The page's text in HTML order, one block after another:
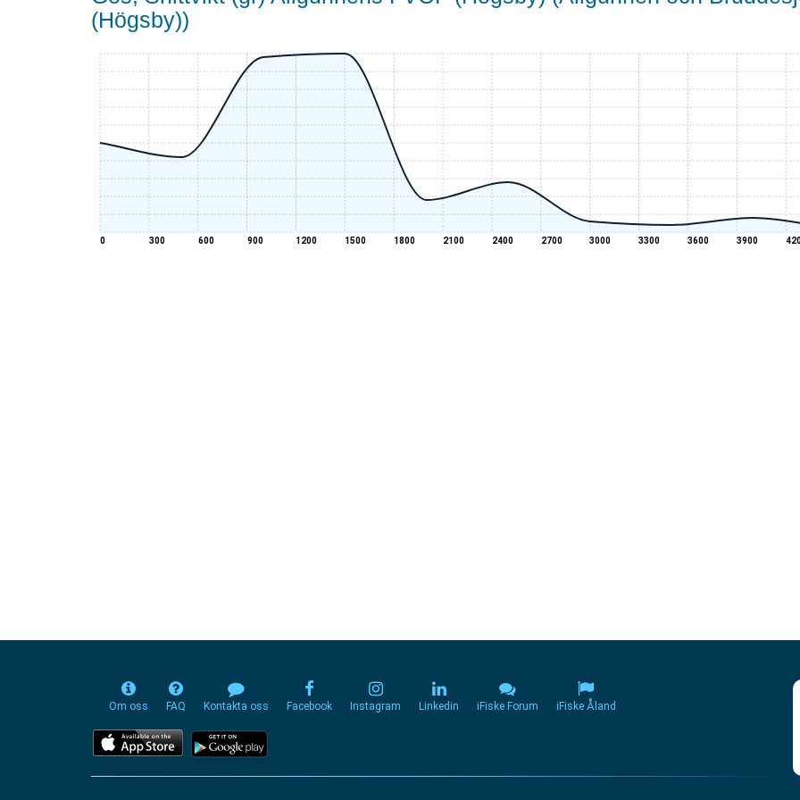
(Högsby))
0 300 600 900 1200 1500 1800 2100 2400 2700 3000 3300 3600 3900
Om oss FAQ Kontakta oss Facebook Instagram Linkedin iFiske Forum iFiske Åland